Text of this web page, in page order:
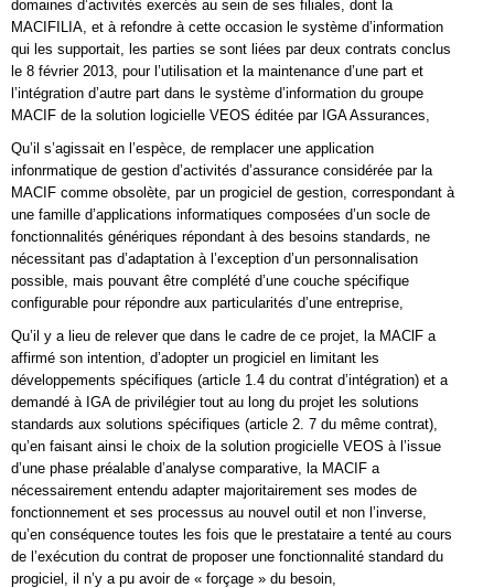
domaines d’activités exercés au sein de ses filiales, dont la
MACIFILIA, et à refondre à cette occasion le système d’information
qui les supportait, les parties se sont liées par deux contrats conclus
le 8 février 2013, pour l’utilisation et la maintenance d’une part et
l’intégration d’autre part dans le système d’information du groupe
MACIF de la solution logicielle VEOS éditée par IGA Assurances,
Qu’il s’agissait en l’espèce, de remplacer une application
infonrmatique de gestion d’activités d’assurance considérée par la
MACIF comme obsolète, par un progiciel de gestion, correspondant à
une famille d’applications informatiques composées d’un socle de
fonctionnalités génériques répondant à des besoins standards, ne
nécessitant pas d’adaptation à l’exception d’un personnalisation
possible, mais pouvant être complété d’une couche spécifique
configurable pour répondre aux particularités d’une entreprise,
Qu’il y a lieu de relever que dans le cadre de ce projet, la MAClF a
affirmé son intention, d’adopter un progiciel en limitant les
développements spécifiques (article 1.4 du contrat d’intégration) et a
demandé à IGA de privilégier tout au long du projet les solutions
standards aux solutions spécifiques (article 2. 7 du même contrat),
qu’en faisant ainsi le choix de la solution progicielle VEOS à l’issue
d’une phase préalable d’analyse comparative, la MACIF a
nécessairement entendu adapter majoritairement ses modes de
fonctionnement et ses processus au nouvel outil et non l’inverse,
qu’en conséquence toutes les fois que le prestataire a tenté au cours
de l’exécution du contrat de proposer une fonctionnalité standard du
progiciel, il n’y a pu avoir de « forçage » du besoin,